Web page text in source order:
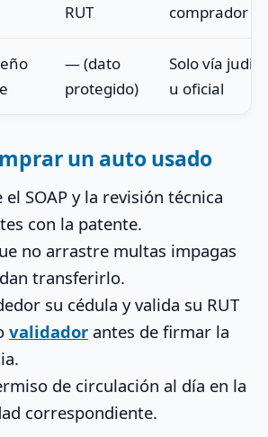
RUT
comprador
— (dato
protegido)
Solo vía
u oficial
un auto usado
SOAP y la revisión técnica
con la patente.
no arrastre multas impagas
transferirlo.
su cédula y valida su RUT
validador antes de firmar la
de circulación al día en la
correspondiente.